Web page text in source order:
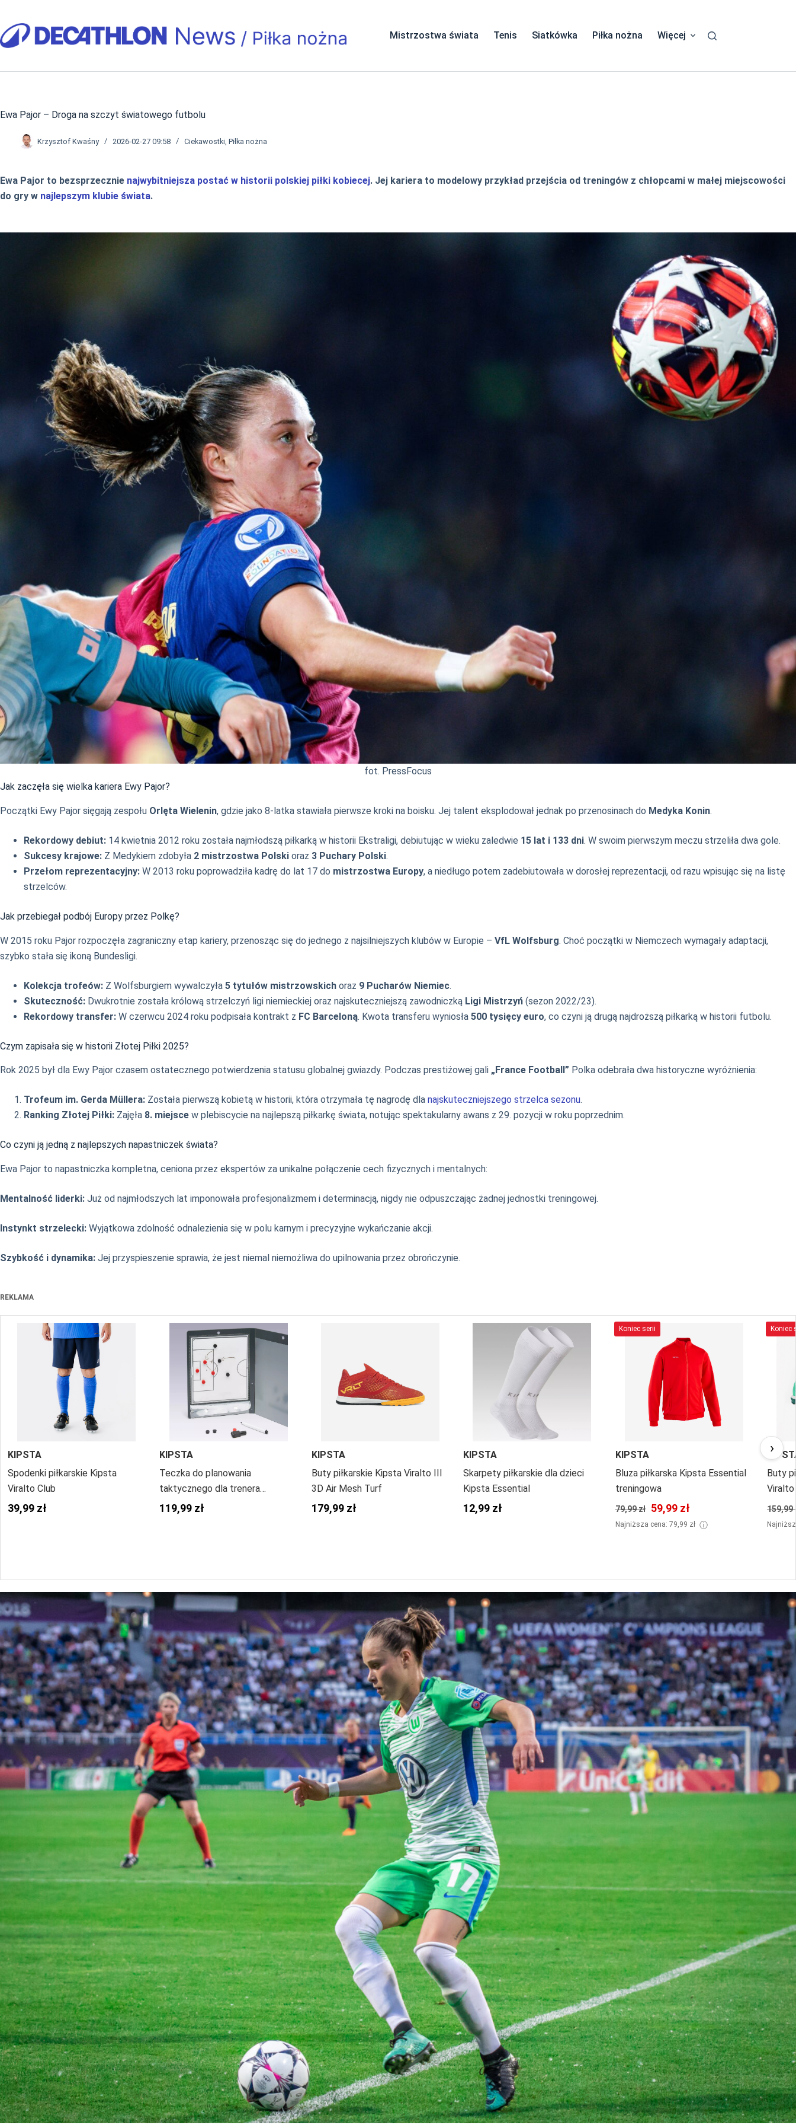
treści
Mistrzostwa świata Tenis Siatkówka Piłka nożna Więcej
Ewa Pajor – Droga na szczyt światowego futbolu
Krzysztof Kwaśny 2026-02-27 09:58 Ciekawostki ,Piłka nożna
Ewa Pajor to bezsprzecznie najwybitniejsza postać w historii polskiej piłki kobiecej. Jej kariera to modelowy przykład przejścia od treningów z chłopcami w małej miejscowości
do gry w najlepszym klubie świata.
fot. PressFocus
Jak zaczęła się wielka kariera Ewy Pajor?
Początki Ewy Pajor sięgają zespołu Orlęta Wielenin, gdzie jako 8-latka stawiała pierwsze kroki na boisku. Jej talent eksplodował jednak po przenosinach do Medyka Konin.
Rekordowy debiut: 14 kwietnia 2012 roku została najmłodszą piłkarką w historii Ekstraligi, debiutując w wieku zaledwie 15 lat i 133 dni. W swoim pierwszym meczu strzeliła dwa gole.
Sukcesy krajowe: Z Medykiem zdobyła 2 mistrzostwa Polski oraz 3 Puchary Polski.
Przełom reprezentacyjny: W 2013 roku poprowadziła kadrę do lat 17 do mistrzostwa Europy, a niedługo potem zadebiutowała w dorosłej reprezentacji, od razu wpisując się na listę
strzelców.
Jak przebiegał podbój Europy przez Polkę?
W 2015 roku Pajor rozpoczęła zagraniczny etap kariery, przenosząc się do jednego z najsilniejszych klubów w Europie – VfL Wolfsburg. Choć początki w Niemczech wymagały adaptacji,
szybko stała się ikoną Bundesligi.
Kolekcja trofeów: Z Wolfsburgiem wywalczyła 5 tytułów mistrzowskich oraz 9 Pucharów Niemiec.
Skuteczność: Dwukrotnie została królową strzelczyń ligi niemieckiej oraz najskuteczniejszą zawodniczką Ligi Mistrzyń (sezon 2022/23).
Rekordowy transfer: W czerwcu 2024 roku podpisała kontrakt z FC Barceloną. Kwota transferu wyniosła 500 tysięcy euro, co czyni ją drugą najdroższą piłkarką w historii futbolu.
Czym zapisała się w historii Złotej Piłki 2025?
Rok 2025 był dla Ewy Pajor czasem ostatecznego potwierdzenia statusu globalnej gwiazdy. Podczas prestiżowej gali „France Football” Polka odebrała dwa historyczne wyróżnienia:
Trofeum im. Gerda Müllera: Została pierwszą kobietą w historii, która otrzymała tę nagrodę dla najskuteczniejszego strzelca sezonu.
Ranking Złotej Piłki: Zajęła 8. miejsce w plebiscycie na najlepszą piłkarkę świata, notując spektakularny awans z 29. pozycji w roku poprzednim.
Co czyni ją jedną z najlepszych napastniczek świata?
Ewa Pajor to napastniczka kompletna, ceniona przez ekspertów za unikalne połączenie cech fizycznych i mentalnych:
Mentalność liderki: Już od najmłodszych lat imponowała profesjonalizmem i determinacją, nigdy nie odpuszczając żadnej jednostki treningowej.
Instynkt strzelecki: Wyjątkowa zdolność odnalezienia się w polu karnym i precyzyjne wykańczanie akcji.
Szybkość i dynamika: Jej przyspieszenie sprawia, że jest niemal niemożliwa do upilnowania przez obrończynie.
REKLAMA
KIPSTA
Spodenki piłkarskie Kipsta
Viralto Club
39,99 zł
KIPSTA
Teczka do planowania
taktycznego dla trenera
piłkarskiego
119,99 zł
KIPSTA
Buty piłkarskie Kipsta Viralto III
3D Air Mesh Turf
179,99 zł
KIPSTA
Skarpety piłkarskie dla dzieci
Kipsta Essential
12,99 zł
Koniec serii
KIPSTA
Bluza piłkarska Kipsta Essential
treningowa
79,99 zł 59,99 zł
Najniższa cena: 79,99 zł ⓘ
Koniec
Buty
159,99
›